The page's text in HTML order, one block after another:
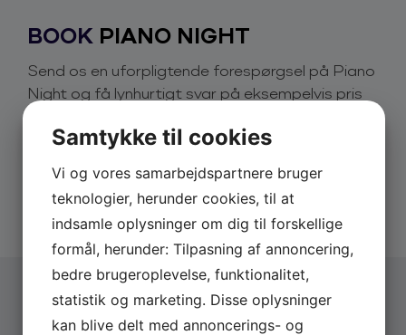
BOOK PIANO NIGHT
Send os en uforpligtende forespørgsel på Piano
Night og få lynhurtigt svar på eksempelvis pris
Derfor skal du booke via os:
Hurtigt svar på forespørgsler
20 års erfaring med booking
Altid uforpligtende forespørgsel
Vælg arrangementstype *
Samtykke til cookies
Vi og vores samarbejdspartnere bruger
teknologier, herunder cookies, til at
indsamle oplysninger om dig til forskellige
formål, herunder: Tilpasning af annoncering,
bedre brugeroplevelse, funktionalitet,
statistik og marketing. Disse oplysninger
kan blive delt med annoncerings- og